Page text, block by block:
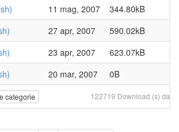
11 mag, 2007
344.80kB
27 apr, 2007
590.02kB
23 apr, 2007
623.07kB
20 mar, 2007 0B
categorie 122719 Download (s) da